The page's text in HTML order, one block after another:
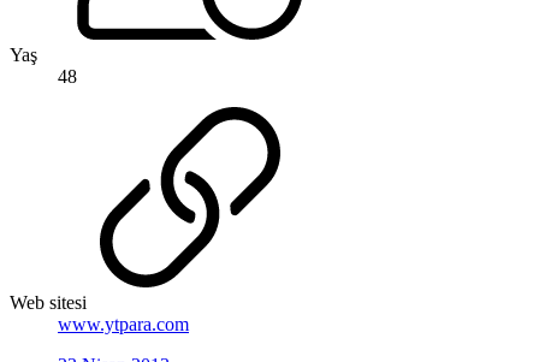
Yaş
48
Web sitesi
www.ytpara.com